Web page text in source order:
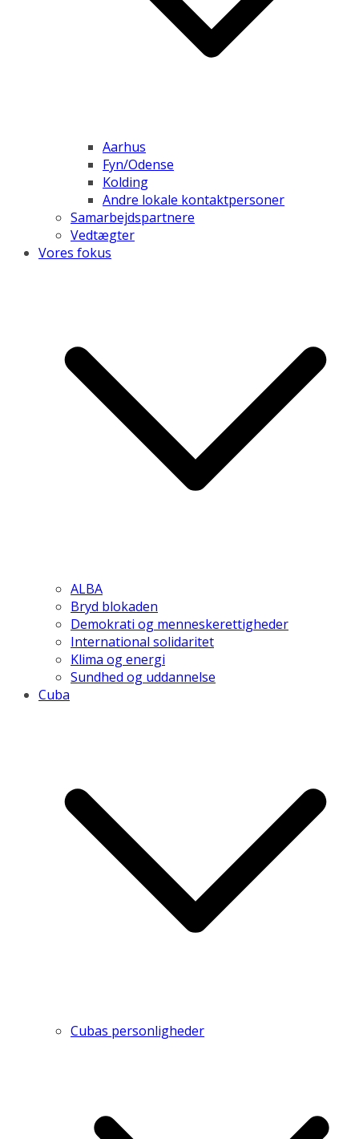
Aarhus
Fyn/Odense
Kolding
Andre lokale kontaktpersoner
Samarbejdspartnere
Vedtægter
Vores fokus
ALBA
Bryd blokaden
Demokrati og menneskerettigheder
International solidaritet
Klima og energi
Sundhed og uddannelse
Cuba
Cubas personligheder